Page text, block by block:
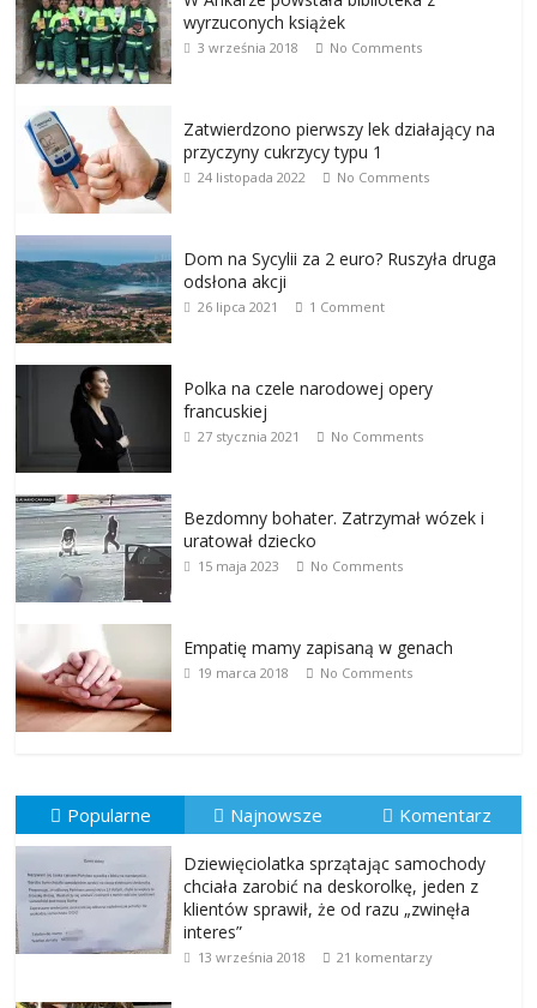
wyrzuconych książek
3 września 2018 No Comments
Zatwierdzono pierwszy lek działający na
przyczyny cukrzycy typu 1
24 listopada 2022 No Comments
Dom na Sycylii za 2 euro? Ruszyła druga
odsłona akcji
26 lipca 2021 1 Comment
Polka na czele narodowej opery
francuskiej
27 stycznia 2021 No Comments
Bezdomny bohater. Zatrzymał wózek i
uratował dziecko
15 maja 2023 No Comments
Empatię mamy zapisaną w genach
19 marca 2018 No Comments
Popularne Najnowsze Komentarz
Dziewięciolatka sprzątając samochody
chciała zarobić na deskorolkę, jeden z
klientów sprawił, że od razu „zwinęła
interes”
13 września 2018 21 komentarzy